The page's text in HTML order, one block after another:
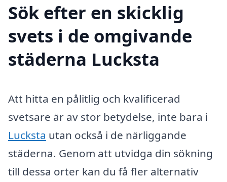
Sök efter en skicklig
svets i de omgivande
städerna Lucksta
Att hitta en pålitlig och kvalificerad
svetsare är av stor betydelse, inte bara i
Lucksta utan också i de närliggande
städerna. Genom att utvidga din sökning
till dessa orter kan du få fler alternativ